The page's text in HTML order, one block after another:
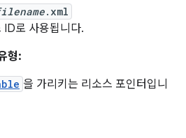
.xml
ID로 사용됩니다.
형:
을 가리키는 리소스 포인터입니